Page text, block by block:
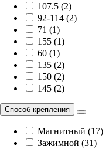
107.5 (2)
92-114 (2)
71 (1)
155 (1)
60 (1)
135 (2)
150 (2)
145 (2)
Способ крепления
Магнитный (17)
Зажимной (31)